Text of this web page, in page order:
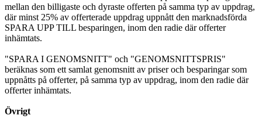
mellan den billigaste och dyraste offerten på samma typ av uppdrag,
där minst 25% av offerterade uppdrag uppnått den marknadsförda
SPARA UPP TILL besparingen, inom den radie där offerter
inhämtats.
"SPARA I GENOMSNITT" och "GENOMSNITTSPRIS"
beräknas som ett samlat genomsnitt av priser och besparingar som
uppnåtts på offerter, på samma typ av uppdrag, inom den radie där
offerter inhämtats.
Övrigt